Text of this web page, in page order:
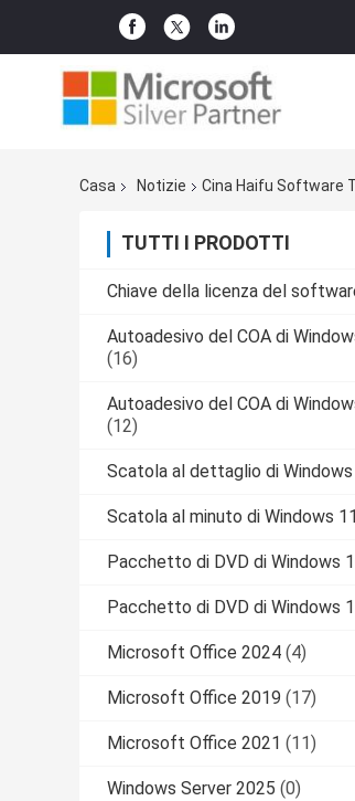
Casa Notizie Cina Haifu Software
TUTTI I PRODOTTI
Chiave della licenza del
Autoadesivo del COA di
(16)
Autoadesivo del COA di
(12)
Scatola al dettaglio di
Scatola al minuto di Windows 11
Pacchetto di DVD di Windows
Pacchetto di DVD di Windows
Microsoft Office 2024 (4)
Microsoft Office 2019 (17)
Microsoft Office 2021 (11)
Windows Server 2025 (0)